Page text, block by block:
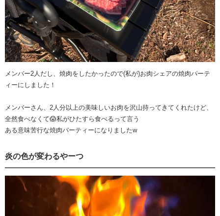
メンバー2人だし、焼肉をしたかったので(私が)お肉シェアの焼肉パーテ
ィーにしました！
メンバーさん、2人分以上の美味しいお肉を沢山持ってきてくれたけど、
全然食べなくて😱私がひたすら食べるって言う
ある意味苦行な焼肉パーティーになりましたw
炎の色が変わるやーつ